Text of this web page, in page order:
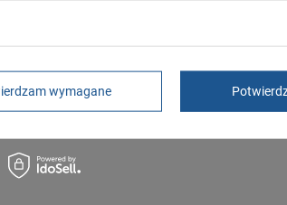
TEXwymagane